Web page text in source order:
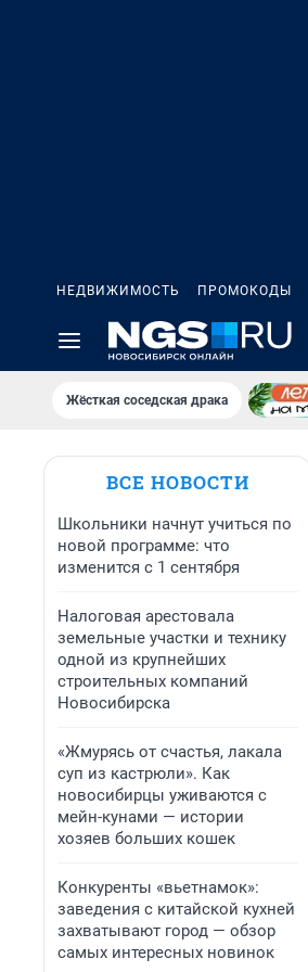
НЕДВИЖИМОСТЬ ПРОМОКОДЫ
Жёсткая соседская драка
ВСЕ НОВОСТИ
Школьники начнут учиться по
новой программе: что
изменится с 1 сентября
Налоговая арестовала
земельные участки и технику
одной из крупнейших
строительных компаний
Новосибирска
«Жмурясь от счастья, лакала
суп из кастрюли». Как
новосибирцы уживаются с
мейн-кунами — истории
хозяев больших кошек
Конкуренты «вьетнамок»:
заведения с китайской кухней
захватывают город — обзор
самых интересных новинок